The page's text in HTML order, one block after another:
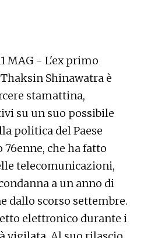
MAG - L'ex primo
Shinawatra è
stamattina,
su un suo possibile
politica del Paese
che ha fatto
telecomunicazioni,
a un anno di
dallo scorso settembre.
elettronico durante i